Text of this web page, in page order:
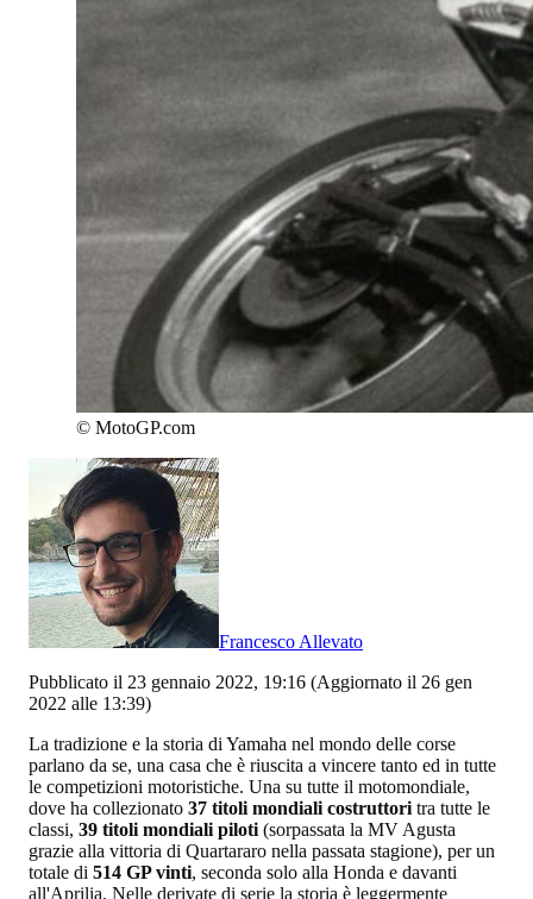
© MotoGP.com
Francesco Allevato
Pubblicato il 23 gennaio 2022, 19:16 (Aggiornato il 26 gen
2022 alle 13:39)
La tradizione e la storia di Yamaha nel mondo delle corse
parlano da se, una casa che è riuscita a vincere tanto ed in tutte
le competizioni motoristiche. Una su tutte il motomondiale,
dove ha collezionato 37 titoli mondiali costruttori tra tutte le
classi, 39 titoli mondiali piloti (sorpassata la MV Agusta
grazie alla vittoria di Quartararo nella passata stagione), per un
totale di 514 GP vinti, seconda solo alla Honda e davanti
all'Aprilia. Nelle derivate di serie la storia è leggermente